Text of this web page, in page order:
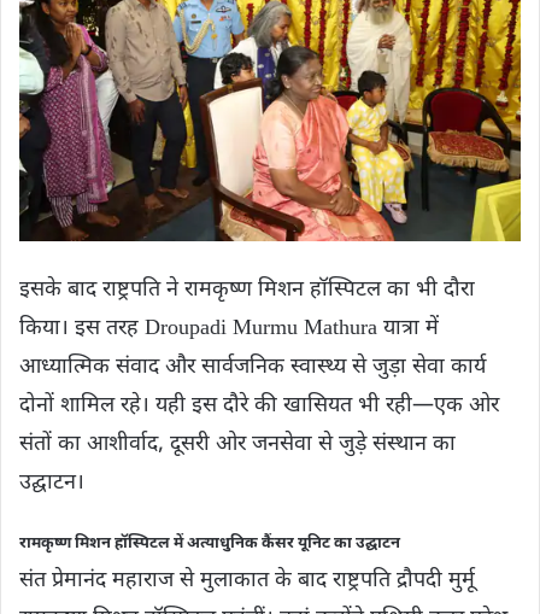
इसके बाद राष्ट्रपति ने रामकृष्ण मिशन हॉस्पिटल का भी दौरा
किया। इस तरह Droupadi Murmu Mathura यात्रा में
आध्यात्मिक संवाद और सार्वजनिक स्वास्थ्य से जुड़ा सेवा कार्य
दोनों शामिल रहे। यही इस दौरे की खासियत भी रही—एक ओर
संतों का आशीर्वाद, दूसरी ओर जनसेवा से जुड़े संस्थान का
उद्घाटन।
रामकृष्ण मिशन हॉस्पिटल में अत्याधुनिक कैंसर यूनिट का उद्घाटन
संत प्रेमानंद महाराज से मुलाकात के बाद राष्ट्रपति द्रौपदी मुर्मू